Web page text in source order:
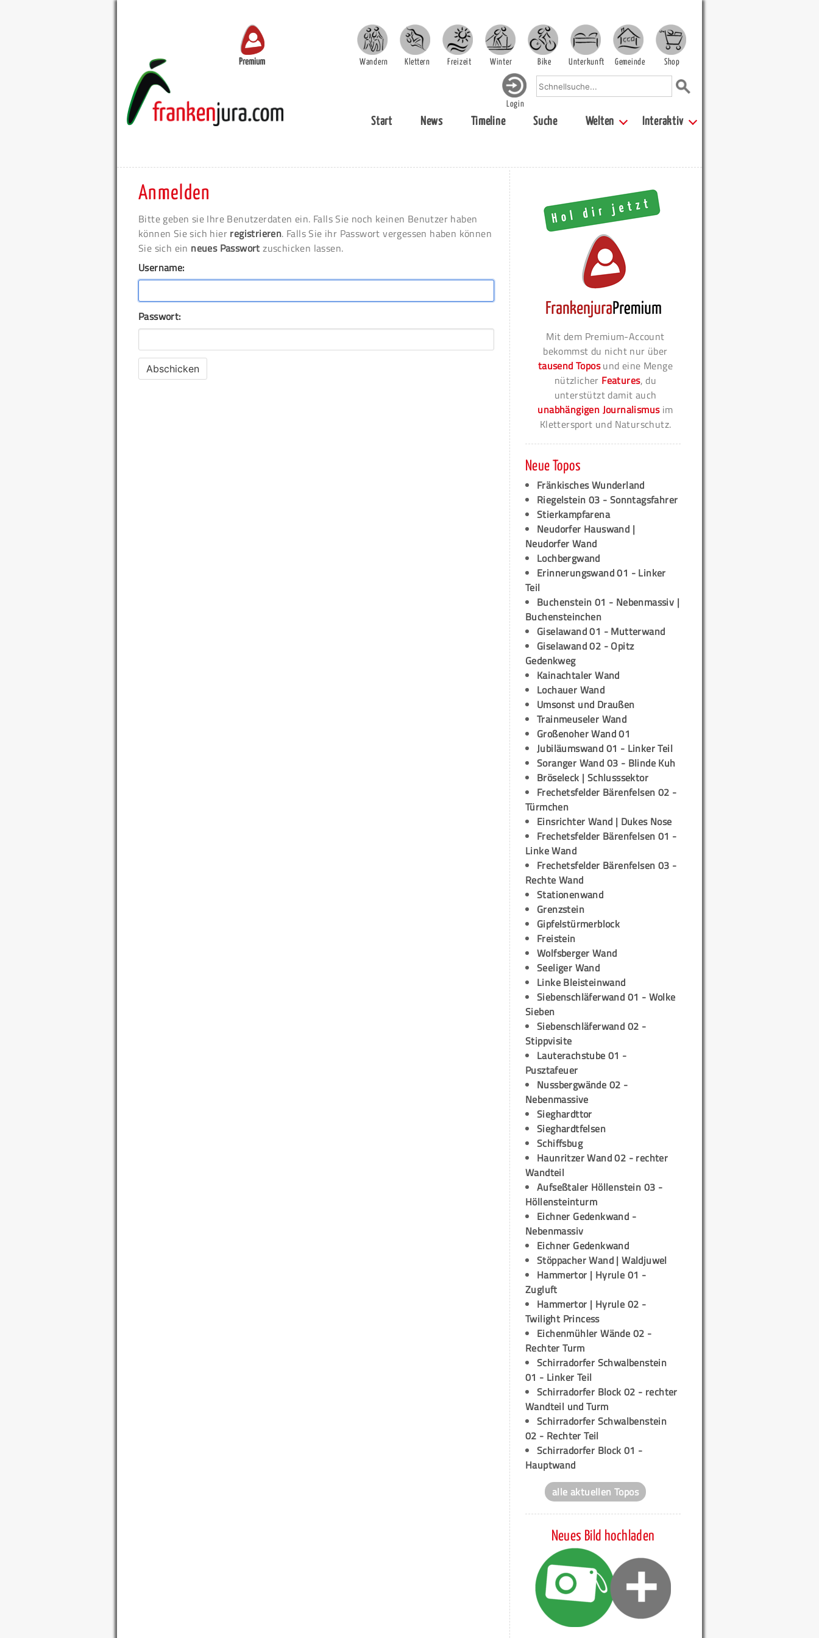
Premium Wandern Klettern Freizeit Winter Bike Unterkunft Gemeinde Shop
Login
Start News Timeline Suche Welten Interaktiv
Anmelden
Bitte geben sie Ihre Benutzerdaten ein. Falls Sie noch keinen Benutzer haben
können Sie sich hier registrieren. Falls Sie ihr Passwort vergessen haben können
Sie sich ein neues Passwort zuschicken lassen.
Username:
Passwort:
Mit dem Premium-Account
bekommst du nicht nur über
tausend Toposund eine Menge
nützlicher Features, du
unterstützt damit auch
unabhängigen Journalismusim
Klettersport und Naturschutz.
Neue Topos
Fränkisches Wunderland
Riegelstein 03 - Sonntagsfahrer
Stierkampfarena
Neudorfer Hauswand |
Neudorfer Wand
Lochbergwand
Erinnerungswand 01 - Linker
Teil
Buchenstein 01 - Nebenmassiv |
Buchensteinchen
Giselawand 01 - Mutterwand
Giselawand 02 - Opitz
Gedenkweg
Kainachtaler Wand
Lochauer Wand
Umsonst und Draußen
Trainmeuseler Wand
Großenoher Wand 01
Jubiläumswand 01 - Linker Teil
Soranger Wand 03 - Blinde Kuh
Bröseleck | Schlusssektor
Frechetsfelder Bärenfelsen 02 -
Türmchen
Einsrichter Wand | Dukes Nose
Frechetsfelder Bärenfelsen 01 -
Linke Wand
Frechetsfelder Bärenfelsen 03 -
Rechte Wand
Stationenwand
Grenzstein
Gipfelstürmerblock
Freistein
Wolfsberger Wand
Seeliger Wand
Linke Bleisteinwand
Siebenschläferwand 01 - Wolke
Sieben
Siebenschläferwand 02 -
Stippvisite
Lauterachstube 01 -
Pusztafeuer
Nussbergwände 02 -
Nebenmassive
Sieghardttor
Sieghardtfelsen
Schiffsbug
Haunritzer Wand 02 - rechter
Wandteil
Aufseßtaler Höllenstein 03 -
Höllensteinturm
Eichner Gedenkwand -
Nebenmassiv
Eichner Gedenkwand
Stöppacher Wand | Waldjuwel
Hammertor | Hyrule 01 -
Zugluft
Hammertor | Hyrule 02 -
Twilight Princess
Eichenmühler Wände 02 -
Rechter Turm
Schirradorfer Schwalbenstein
01 - Linker Teil
Schirradorfer Block 02 - rechter
Wandteil und Turm
Schirradorfer Schwalbenstein
02 - Rechter Teil
Schirradorfer Block 01 -
Hauptwand
alle aktuellen Topos
Neues Bild hochladen